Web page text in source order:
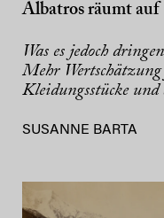
Albatros räumt auf
Was es jedoch
Mehr
Kleidungsstücke und
SUSANNE BARTA